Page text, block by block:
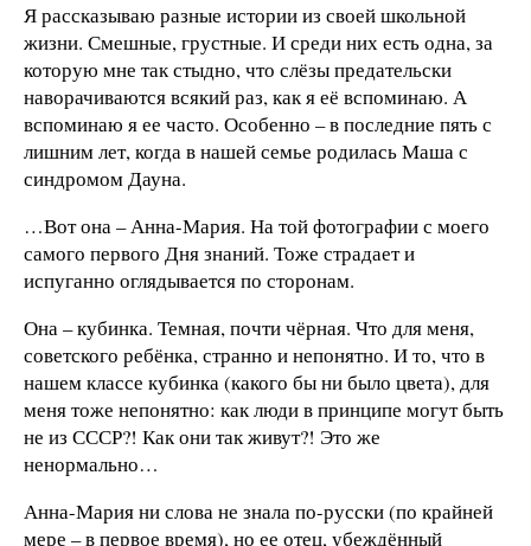
Я рассказываю разные истории из своей школьной
жизни. Смешные, грустные. И среди них есть одна, за
которую мне так стыдно, что слёзы предательски
наворачиваются всякий раз, как я её вспоминаю. А
вспоминаю я ее часто. Особенно – в последние пять с
лишним лет, когда в нашей семье родилась Маша с
синдромом Дауна.
…Вот она – Анна-Мария. На той фотографии с моего
самого первого Дня знаний. Тоже страдает и
испуганно оглядывается по сторонам.
Она – кубинка. Темная, почти чёрная. Что для меня,
советского ребёнка, странно и непонятно. И то, что в
нашем классе кубинка (какого бы ни было цвета), для
меня тоже непонятно: как люди в принципе могут быть
не из СССР?! Как они так живут?! Это же
ненормально…
Анна-Мария ни слова не знала по-русски (по крайней
мере – в первое время), но ее отец, убеждённый